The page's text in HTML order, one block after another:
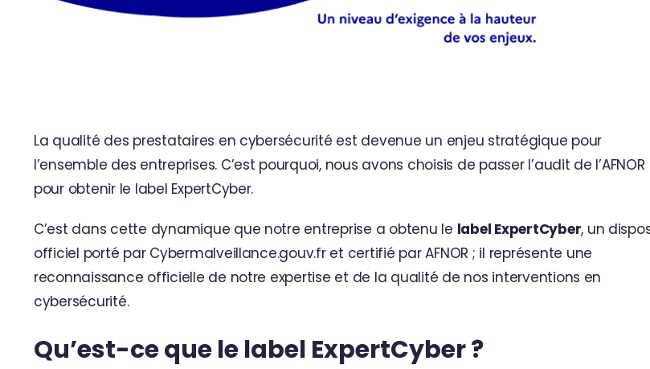
La qualité des prestataires en cybersécurité est devenue un enjeu stratégique pour
l’ensemble des entreprises. C’est pourquoi, nous avons choisis de passer l’audit de l’AFNOR
pour obtenir le label ExpertCyber.
C’est dans cette dynamique que notre entreprise a obtenu le label ExpertCyber, un
officiel porté par Cybermalveillance.gouv.fret certifié parAFNOR ; il représente une
reconnaissance officielle de notre expertise et de la qualité de nos interventions en
cybersécurité.
Qu’est-ce que le label ExpertCyber ?